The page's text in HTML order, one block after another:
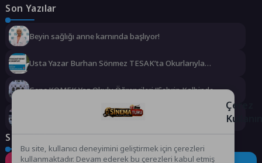
Son Yazılar
Beyin sağlığı anne karnında başlıyor!
Usta Yazar Burhan Sönmez TESAK’ta Okurlarıyla
Genç KOMEK Yaz Okulu Öğrencileri “Şehrin Kalbinde
Dünyanın en ince ve en güçlü katlanabilir amiral gemisi
Sosyal Medya
Çerez
Bu site, kullanıcı deneyimini geliştirmek için çerezleri
kullanmaktadır. Devam ederek bu çerezleri kabul etmiş